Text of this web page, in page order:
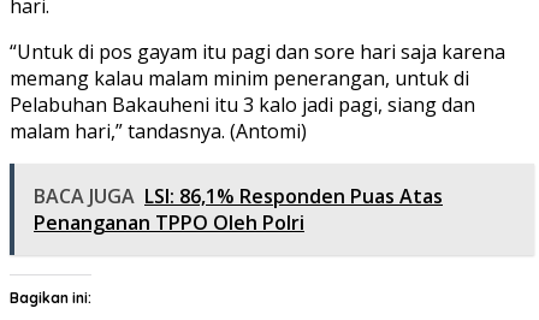
hari.
“Untuk di pos gayam itu pagi dan sore hari saja karena
memang kalau malam minim penerangan, untuk di
Pelabuhan Bakauheni itu 3 kalo jadi pagi, siang dan
malam hari,” tandasnya. (Antomi)
BACA JUGA LSI: 86,1% Responden Puas Atas
Penanganan TPPO Oleh Polri
Bagikan ini: